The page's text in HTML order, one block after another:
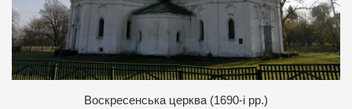
Воскресенська церква (1690-і рр.)